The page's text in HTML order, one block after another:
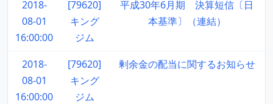
2018-
08-01
16:00:00
[79620]
キング
ジム
平成30年6月期 決算短信〔日
本基準〕（連結）
2018-
08-01
16:00:00
[79620]
キング
ジム
剰余金の配当に関するお知らせ